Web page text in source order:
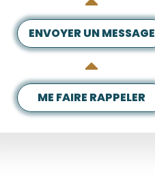
ENVOYER UN MESSAGE
ME FAIRE RAPPELER